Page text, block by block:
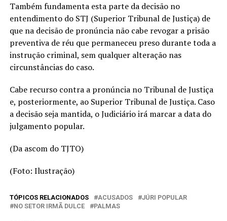
Também fundamenta esta parte da decisão no
entendimento do STJ (Superior Tribunal de Justiça) de
que na decisão de pronúncia não cabe revogar a prisão
preventiva de réu que permaneceu preso durante toda a
instrução criminal, sem qualquer alteração nas
circunstâncias do caso.
Cabe recurso contra a pronúncia no Tribunal de Justiça
e, posteriormente, ao Superior Tribunal de Justiça. Caso
a decisão seja mantida, o Judiciário irá marcar a data do
julgamento popular.
(Da ascom do TJTO)
(Foto: Ilustração)
TÓPICOS RELACIONADOS ACUSADOS
JÚRI POPULAR
NO SETOR IRMÃ DULCE
PALMAS